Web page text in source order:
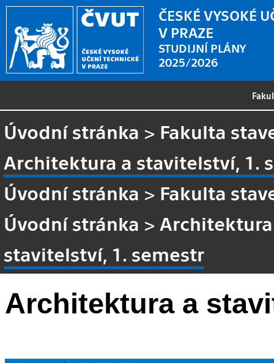
ČESKÉ VYSOKÉ
V PRAZE
STUDIJNÍ PLÁNY
2025/2026
Úvodní stránka > Fakulta
Architektura a stavitelství, 1.
Úvodní stránka > Fakulta
Úvodní stránka >
stavitelství, 1. semestr
Architektura a